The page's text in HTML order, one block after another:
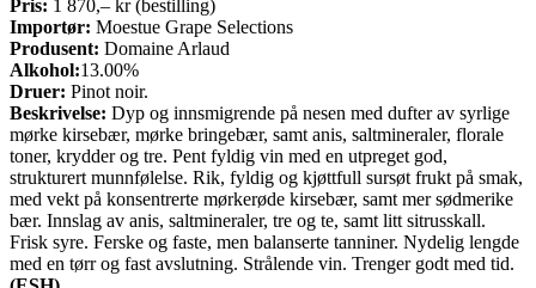
Pris: 1 870,– kr (bestilling)
Importør: Moestue Grape Selections
Produsent: Domaine Arlaud
Alkohol:13.00%
Druer: Pinot noir.
Beskrivelse: Dyp og innsmigrende på nesen med dufter av syrlige
mørke kirsebær, mørke bringebær, samt anis, saltmineraler, florale
toner, krydder og tre. Pent fyldig vin med en utpreget god,
strukturert munnfølelse. Rik, fyldig og kjøttfull sursøt frukt på smak,
med vekt på konsentrerte mørkerøde kirsebær, samt mer sødmerike
bær. Innslag av anis, saltmineraler, tre og te, samt litt sitrusskall.
Frisk syre. Ferske og faste, men balanserte tanniner. Nydelig lengde
med en tørr og fast avslutning. Strålende vin. Trenger godt med tid.